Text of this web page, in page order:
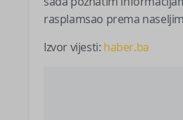
rasplamsao prema
Izvor vijesti: haber.ba